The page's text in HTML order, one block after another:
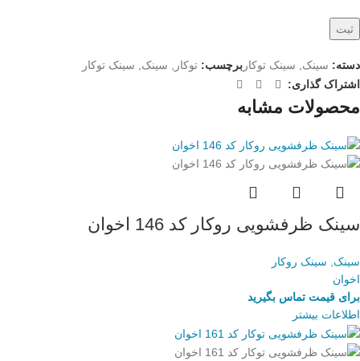
دسته: سینک سینک توکار برچسب: توکار سینک
سینک توکار
اشتراک گذاری:
محصولات مشابه
سینک ظرفشویی روکار کد 146 اخوان
سینک, سینک روکار
اخوان
برای قیمت تماس بگیرید
اطلاعات بیشتر